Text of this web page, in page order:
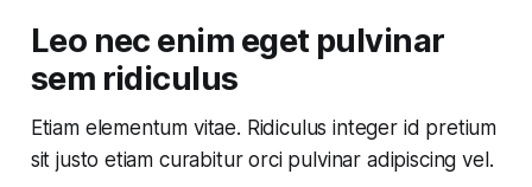
Leo nec enim eget pulvinar
sem ridiculus
Etiam elementum vitae. Ridiculus integer id pretium
sit justo etiam curabitur orci pulvinar adipiscing vel.